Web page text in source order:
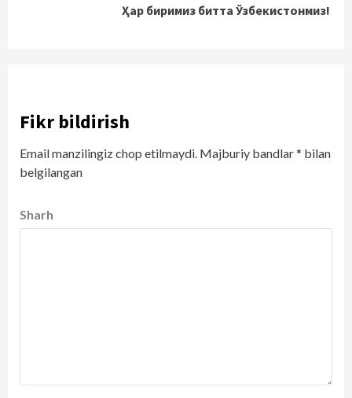
Ҳар биримиз битта Ўзбекистонмиз!
Fikr bildirish
Email manzilingiz chop etilmaydi. Majburiy bandlar* bilan
belgilangan
Sharh